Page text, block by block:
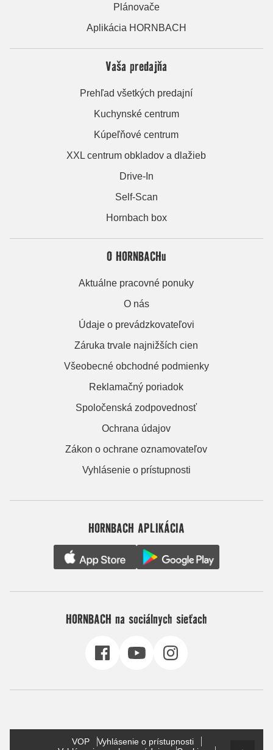
Plánovače
Aplikácia HORNBACH
Vaša predajňa
Prehľad všetkých predajní
Kuchynské centrum
Kúpeľňové centrum
XXL centrum obkladov a dlažieb
Drive-In
Self-Scan
Hornbach box
O HORNBACHu
Aktuálne pracovné ponuky
O nás
Údaje o prevádzkovateľovi
Záruka trvale najnižších cien
Všeobecné obchodné podmienky
Reklamačný poriadok
Spoločenská zodpovednosť
Ochrana údajov
Zákon o ochrane oznamovateľov
Vyhlásenie o prístupnosti
HORNBACH APLIKÁCIA
HORNBACH na sociálnych sieťach
VOP
Vyhlásenie o prístupnosti